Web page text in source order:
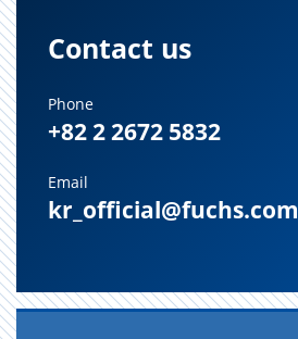
Contact us
Phone
+82 2 2672 5832
Email
kr_official@fuchs.com